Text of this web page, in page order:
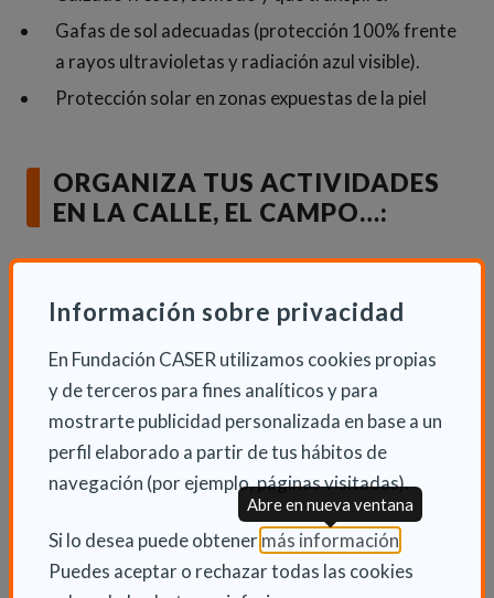
Información sobre privacidad
En Fundación CASER utilizamos cookies propias
y de terceros para fines analíticos y para
mostrarte publicidad personalizada en base a un
perfil elaborado a partir de tus hábitos de
navegación (por ejemplo, páginas visitadas).
Si lo desea puede obtener más información
Puedes aceptar o rechazar todas las cookies
Abre en nueva ventana
Gafas de sol adecuadas (protección 100% frente
a rayos ultravioletas y radiación azul visible).
Protección solar en zonas expuestas de la piel
ORGANIZA TUS ACTIVIDADES
EN LA CALLE, EL CAMPO…:
Centraliza las actividades en el exterior durante
las primeras o últimas horas del día, al atardecer.
(correr, pasear, hacer ejercicio, etc.) durante las
horas centrales del día.
SI TIENES QUE PERMANECER EN
Procura permanecer a la sombra o lejos del calor.